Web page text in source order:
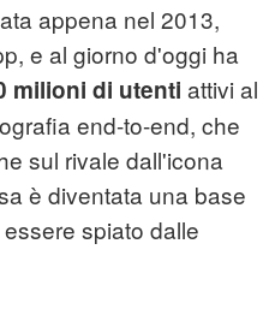
appena nel 2013,
e al giorno d'oggi ha
milioni di utenti attivi al
end-to-end, che
sul rivale dall'icona
è diventata una base
spiato dalle